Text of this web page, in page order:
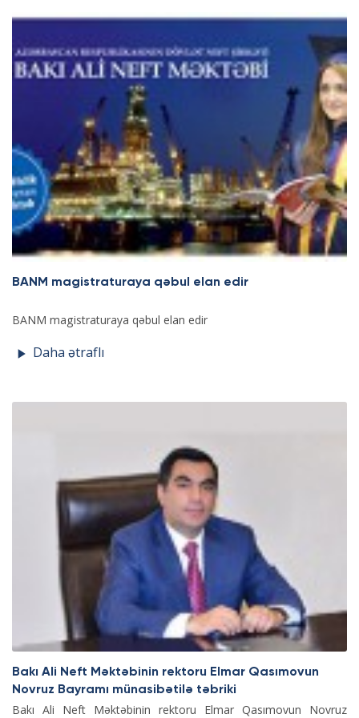
BANM magistraturaya qəbul elan edir
BANM magistraturaya qəbul elan edir
Daha ətraflı
Bakı Ali Neft Məktəbinin rektoru Elmar Qasımovun
Novruz Bayramı münasibətilə təbriki
Bakı Ali Neft Məktəbinin rektoru Elmar Qasımovun Novruz